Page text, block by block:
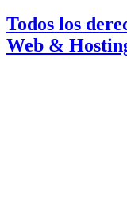
Todos los
Web &